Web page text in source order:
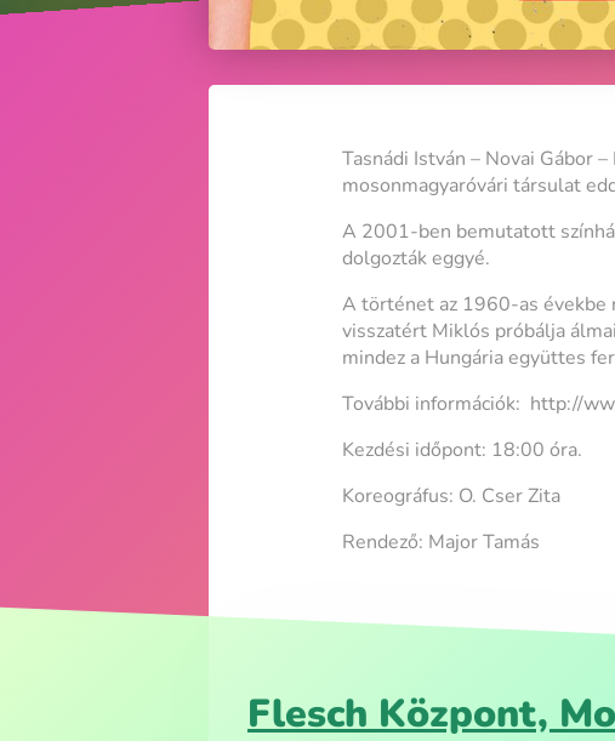
Tasnádi István – Novai Gábor
mosonmagyaróvári társulat
A 2001-ben bemutatott
dolgozták eggyé.
A történet az 1960-as évekbe
visszatért Miklós próbálja
mindez a Hungária együttes
További információk: http://
Kezdési időpont: 18:00 óra.
Koreográfus: O. Cser Zita
Rendező: Major Tamás
Flesch Központ,